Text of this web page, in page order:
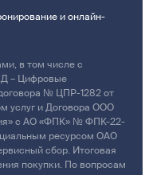
и онлайн-
в том числе с
– Цифровые
№ ЦПР-1282 от
услуг и Договора ООО
с АО «ФПК» № ФПК-22-
ресурсом ОАО
сбор. Итоговая
покупки. По вопросам